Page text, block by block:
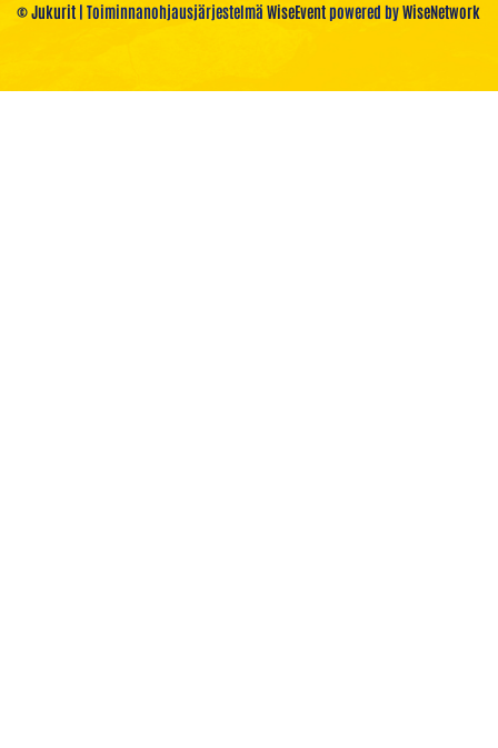
© Jukurit | Toiminnanohjausjärjestelmä WiseEventpowered byWiseNetwork